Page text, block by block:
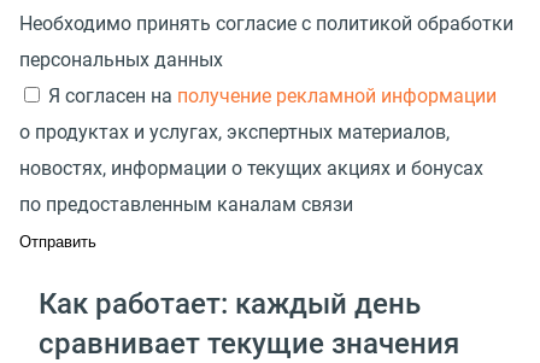
Необходимо принять согласие с политикой обработки
персональных данных
Я согласен на получение рекламной информации
о продуктах и услугах, экспертных материалов,
новостях, информации о текущих акциях и бонусах
по предоставленным каналам связи
Как работает: каждый день
сравнивает текущие значения